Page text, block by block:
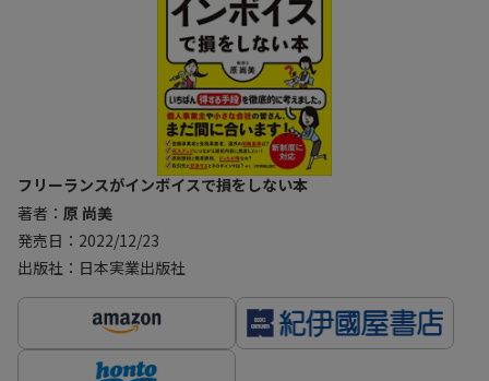
フリーランスがインボイスで損をしない本
著者： 原 尚美
発売日：2022/12/23
出版社：日本実業出版社